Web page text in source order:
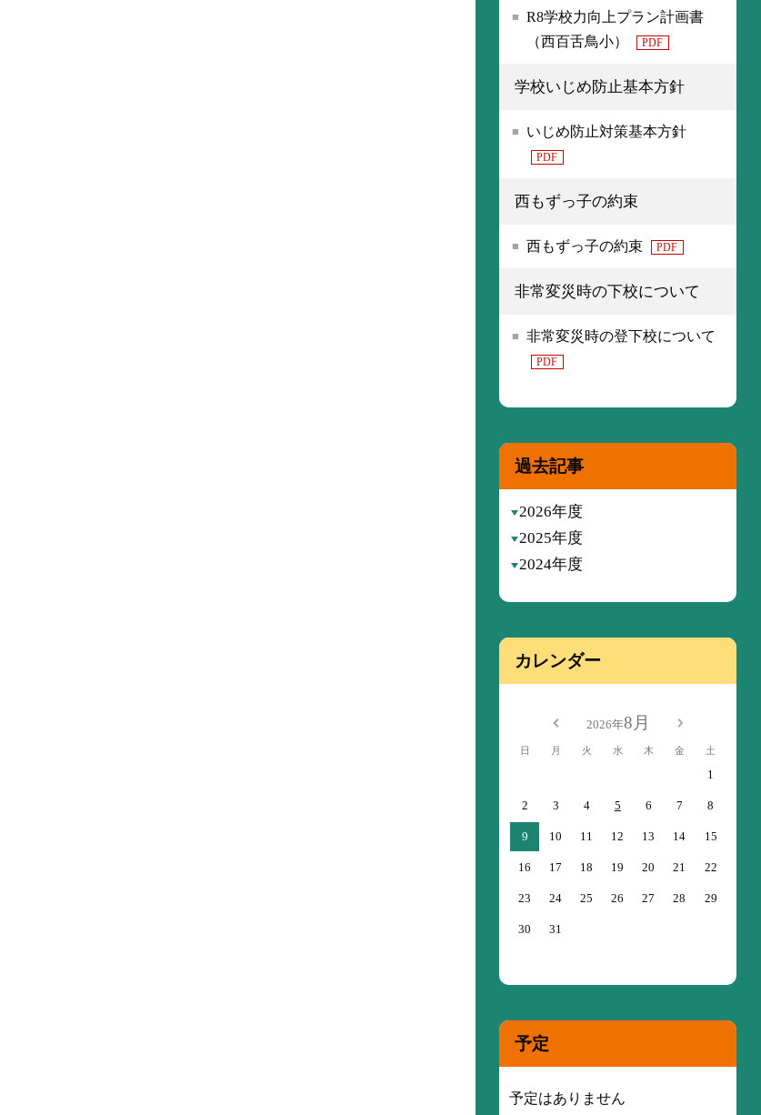
R8学校力向上プラン計画書
（西百舌鳥小）
PDF
学校いじめ防止基本方針
いじめ防止対策基本方針
PDF
西もずっ子の約束
西もずっ子の約束 PDF
非常変災時の下校について
非常変災時の登下校について
PDF
過去記事
2026年度
2025年度
2024年度
カレンダー
2026年8月
日 月 火 水 木 金 土
1
2 3 4 5 6 7 8
9 10 11 12 13 14 15
16 17 18 19 20 21 22
23 24 25 26 27 28 29
30 31
予定
予定はありません